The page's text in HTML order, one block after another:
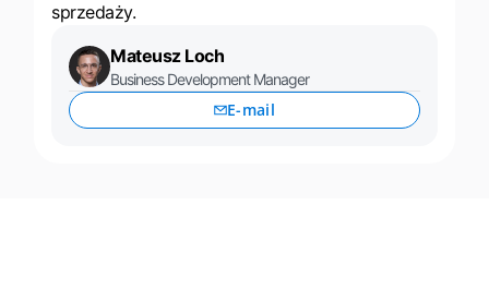
sprzedaży.
Mateusz Loch
Business Development Manager
E-mail